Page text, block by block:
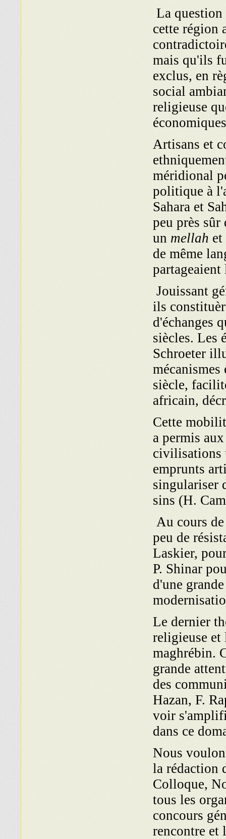
La question
cette région
mais qu'ils
exclus, en
social
religieuse
Artisans et
méridional
politique à
Sahara et
peu près sûr
un mellah et
de même
partageaient
Jouissant
ils
d'échanges
siècles. Les
Schroeter
siècle,
africain,
Cette
a permis
civilisations
emprunts
singulariser
sins (H.
Au cours
peu de
Laskier,
P. Shinar
d'une
Le dernier
religieuse et
maghrébin.
grande
des
Hazan, F.
voir
dans ce
Nous
la rédac­tion
Colloque,
tous les
concours
rencontre et